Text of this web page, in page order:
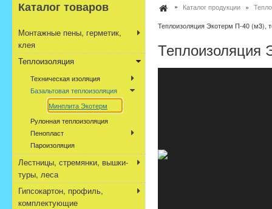
Каталог продукции
Теплоизоляция Экотерм П-40 (м3),
Теплоизоляция
Каталог товаров
Монтажные пены, герметик,
клея
Теплоизоляция
Техническая изоляция
Базальтовая теплоизоляция
Минплита Экотерм
Рулонная теплоизоляция
Пенопласт
Пароизоляция
Лестницы, стремянки, вышки-
туры, леса
Гипсокартон, профиль,
комплектующие